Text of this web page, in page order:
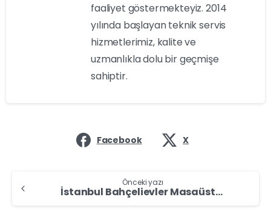
faaliyet göstermekteyiz. 2014
yılında başlayan teknik servis
hizmetlerimiz, kalite ve
uzmanlıkla dolu bir geçmişe
sahiptir.
Facebook X
Önceki yazı
İstanbul Bahçelievler Masaüstü Bilgisayar Alan Yerler – Masaüstü Bilgisayar Sat